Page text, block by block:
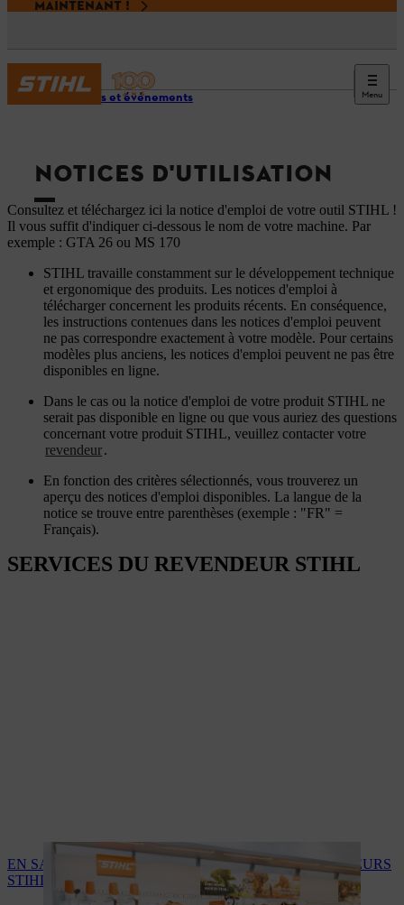
MAINTENANT !
Menu
Services et événements
NOTICES D'UTILISATION
Consultez et téléchargez ici la notice d'emploi de votre outil STIHL !
Il vous suffit d'indiquer ci-dessous le nom de votre machine. Par
exemple : GTA 26 ou MS 170
STIHL travaille constamment sur le développement technique
et ergonomique des produits. Les notices d'emploi à
télécharger concernent les produits récents. En conséquence,
les instructions contenues dans les notices d'emploi peuvent
ne pas correspondre exactement à votre modèle. Pour certains
modèles plus anciens, les notices d'emploi peuvent ne pas être
disponibles en ligne.
Dans le cas ou la notice d'emploi de votre produit STIHL ne
serait pas disponible en ligne ou que vous auriez des questions
concernant votre produit STIHL, veuillez contacter votre
revendeur.
En fonction des critères sélectionnés, vous trouverez un
aperçu des notices d'emploi disponibles. La langue de la
notice se trouve entre parenthèses (exemple : "FR" =
Français).
SERVICES DU REVENDEUR STIHL
EN SAVOIR PLUS SUR LES SERVICES DES REVENDEURS
STIHL